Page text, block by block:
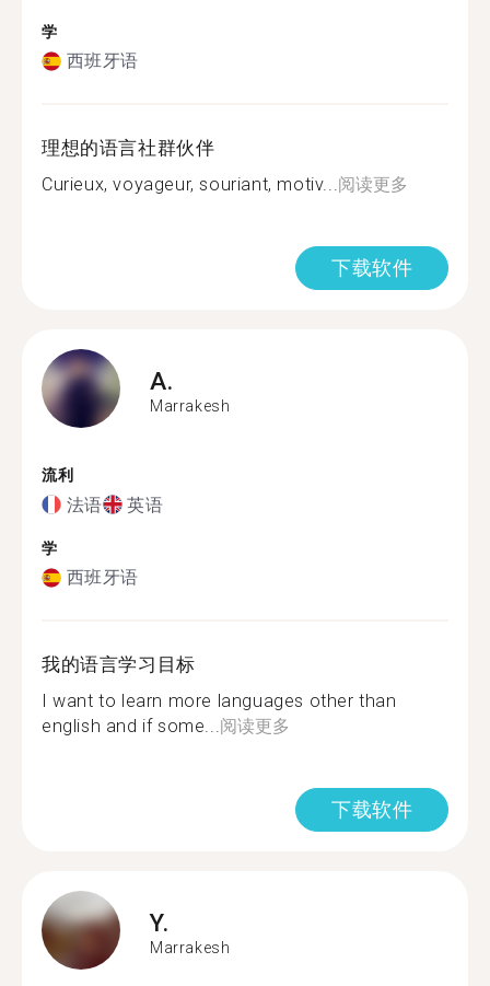
学
西班牙语
理想的语言社群伙伴
Curieux, voyageur, souriant, motiv...阅读更多
下载软件
A.
Marrakesh
流利
法语 英语
学
西班牙语
我的语言学习目标
I want to learn more languages other than
english and if some...阅读更多
下载软件
Y.
Marrakesh